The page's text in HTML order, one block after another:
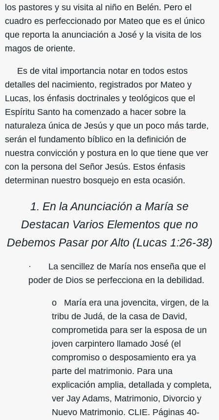
los pastores y su visita al niño en Belén. Pero el
cuadro es perfeccionado por Mateo que es el único
que reporta la anunciación a José y la visita de los
magos de oriente.
Es de vital importancia notar en todos estos
detalles del nacimiento, registrados por Mateo y
Lucas, los énfasis doctrinales y teológicos que el
Espíritu Santo ha comenzado a hacer sobre la
naturaleza única de Jesús y que un poco más tarde,
serán el fundamento bíblico en la definición de
nuestra convicción y postura en lo que tiene que ver
con la persona del Señor Jesús. Estos énfasis
determinan nuestro bosquejo en esta ocasión.
1. En la Anunciación a María se
Destacan Varios Elementos que no
Debemos Pasar por Alto (Lucas 1:26-38)
· La sencillez de María nos enseña que el
poder de Dios se perfecciona en la debilidad.
o María era una jovencita, virgen, de la
tribu de Judá, de la casa de David,
comprometida para ser la esposa de un
joven carpintero llamado José (el
compromiso o desposamiento era ya
parte del matrimonio. Para una
explicación amplia, detallada y completa,
ver Jay Adams, Matrimonio, Divorcio y
Nuevo Matrimonio. CLIE. Páginas 40-